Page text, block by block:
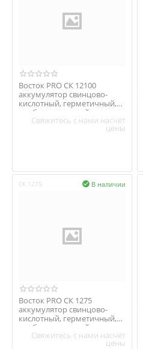
Восток PRO СК 12100
аккумулятор свинцово-
кислотный, герметичный,
необслуживаемый
Свяжитесь с нами насчёт
цены
СК 1275 В наличии

Восток PRO СК 1275
аккумулятор свинцово-
кислотный, герметичный,
необслуживаемый
Свяжитесь с нами насчёт
цены